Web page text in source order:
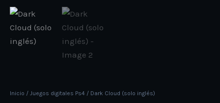
Inicio / Juegos digitales Ps4 / Dark Cloud (solo inglés)